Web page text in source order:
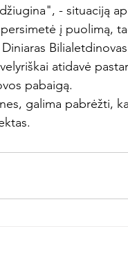
- situaciją
į puolimą,
atidavė
pabaigą.
galima pabrėžti,